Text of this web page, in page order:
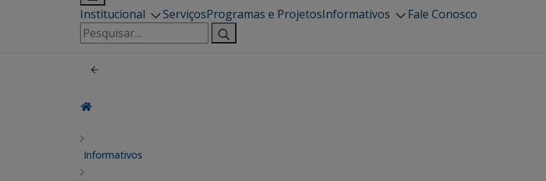
Institucional ServiçosProgramas e ProjetosInformativos
Fale Conosco
Pesquisar
por:
Informativos